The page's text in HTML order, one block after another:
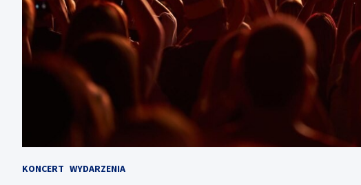
KONCERT WYDARZENIA